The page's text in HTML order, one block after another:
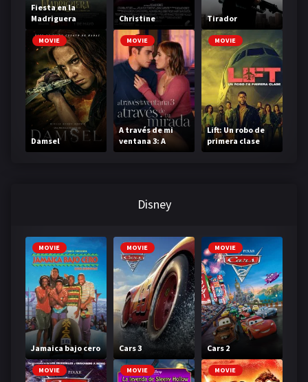
Fiesta en la
Madriguera
Christine Tirador
MOVIE
Damsel
MOVIE
A través de mi
ventana 3: A
través de tu
MOVIE
Lift: Un robo de
primera clase
Disney
MOVIE
Jamaica bajo cero
MOVIE
Cars 3
MOVIE
Cars 2
MOVIE MOVIE MOVIE